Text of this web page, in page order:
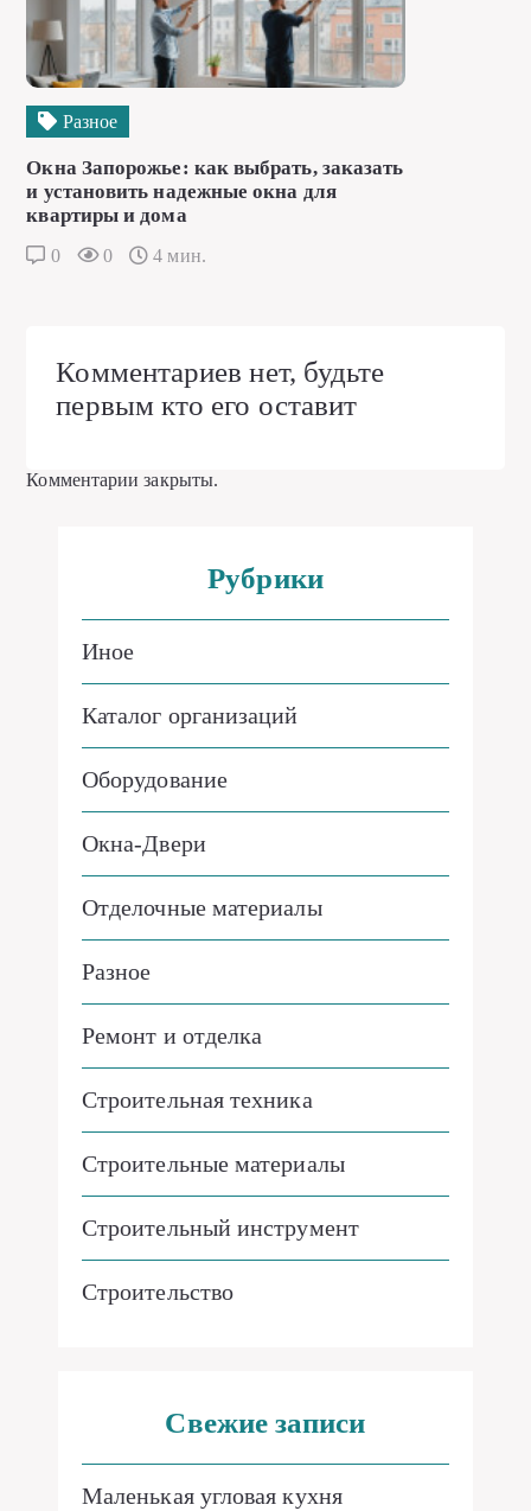
Разное
Окна Запорожье: как выбрать, заказать
и установить надежные окна для
квартиры и дома
0 0 4 мин.
Комментариев нет, будьте
первым кто его оставит
Комментарии закрыты.
Рубрики
Иное
Каталог организаций
Оборудование
Окна-Двери
Отделочные материалы
Разное
Ремонт и отделка
Строительная техника
Строительные материалы
Строительный инструмент
Строительство
Свежие записи
Маленькая угловая кухня